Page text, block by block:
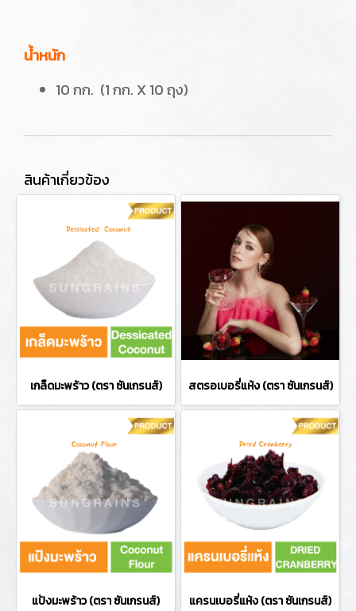
น้ำหนัก
10 กก. (1 กก. X 10 ถุง)
สินค้าเกี่ยวข้อง
เกล็ดมะพร้าว (ตรา ซันเกรนส์) สตรอเบอรี่แห้ง (ตรา ซันเกรนส์)
แป้งมะพร้าว (ตรา ซันเกรนส์) แครนเบอรี่แห้ง (ตรา ซันเกรนส์)